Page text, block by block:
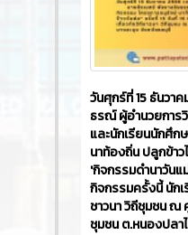
วันศุกร์ที่ 15 ธันวา
ธรณ์ ผู้อำนวยการ
และนักเรียนนักศึก
นาท้องถิ่น ปลูกข้า
'กิจกรรมดำนาวันแ
กิจกรรมครั้งนี้ นักเ
ชาวนา วิถีชุมชน ณ
ชุมชน ต.หนองปลา